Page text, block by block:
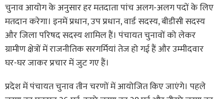
चुनाव आयोग के अनुसार हर मतदाता पांच अलग-अलग पदों के लिए
मतदान करेगा। इनमें प्रधान, उप प्रधान, वार्ड सदस्य, बीडीसी सदस्य
और जिला परिषद सदस्य शामिल हैं। पंचायत चुनावों को लेकर
ग्रामीण क्षेत्रों में राजनीतिक सरगर्मियां तेज हो गई हैं और उम्मीदवार
घर-घर जाकर प्रचार में जुट गए हैं।
प्रदेश में पंचायत चुनाव तीन चरणों में आयोजित किए जाएंगे। पहले